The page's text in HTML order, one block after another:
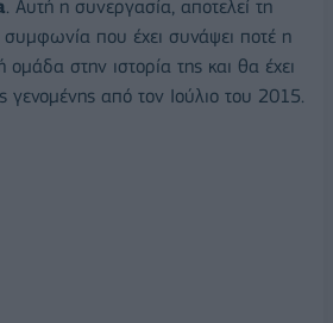
. Αυτή η συνεργασία, αποτελεί τη
συμφωνία που έχει συνάψει ποτέ η
στην ιστορία της και θα έχει
γενομένης από τον Ιούλιο του 2015.